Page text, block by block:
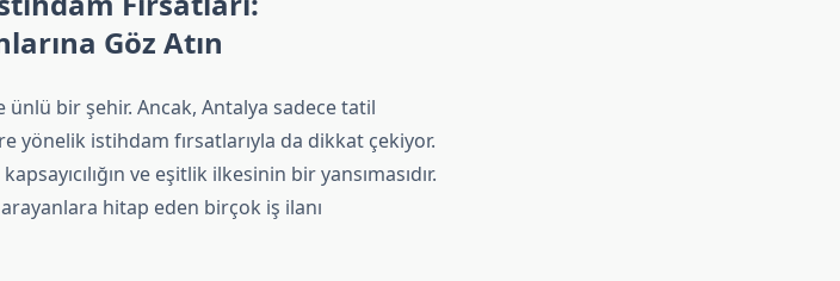
Göz Atın
bir şehir. Ancak, Antalya sadece tatil
yönelik istihdam fırsatlarıyla da dikkat çekiyor.
ve eşitlik ilkesinin bir yansımasıdır.
hitap eden birçok iş ilanı